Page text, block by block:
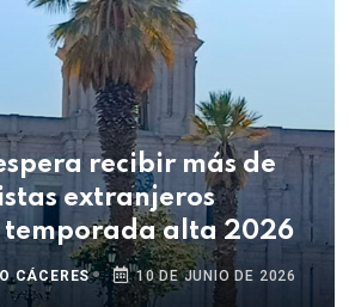
recibir más de
extranjeros
alta 2026
CÁCERES 10 DE JUNIO DE 2026